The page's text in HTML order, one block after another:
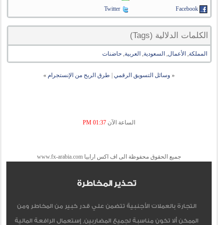
Facebook
Twitter
الكلمات الدلالية (Tags)
المملكة, الأعمال, السعودية, العربية,حاضنات
« وسائل التسويق الرقمي طرق الربح من الإنستجرام »
الساعة الآن 01:37 PM
جميع الحقوق محفوظة الى اف اكس ارابيا www.fx-arabia.com
تحذير المخاطرة
التجارة بالعملات الأجنبية تتضمن علي قدر كبير من المخاطر ومن
الممكن ألا تكون مناسبة لجميع المضاربين, إستعمال الرافعة المالية